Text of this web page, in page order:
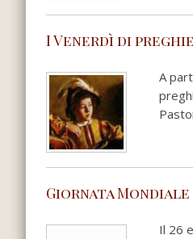
I Venerdì di
A
Giornata Mondiale
Il 26